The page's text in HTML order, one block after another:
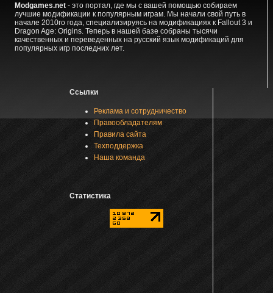
Modgames.net- это портал, где мы с вашей помощью собираем
лучшие модификации к популярным играм. Мы начали свой путь в
начале 2010го года, специализируясь на модификациях к Fallout 3 и
Dragon Age: Origins. Теперь в нашей базе собраны тысячи
качественных и переведенных на русский язык модификаций для
популярных игр последних лет.
Ссылки
Реклама и сотрудничество
Правообладателям
Правила сайта
Техподдержка
Наша команда
Статистика